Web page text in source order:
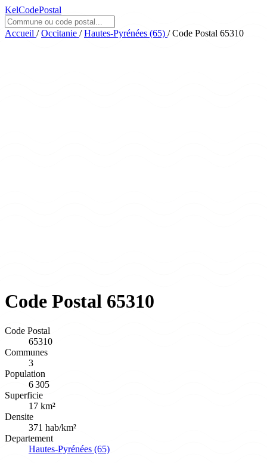
KelCodePostal
Accueil / Occitanie / Hautes-Pyrénées (65) / Code Postal 65310
Code Postal 65310
Code Postal
65310
Communes
3
Population
6 305
Superficie
17 km²
Densite
371 hab/km²
Departement
Hautes-Pyrénées (65)